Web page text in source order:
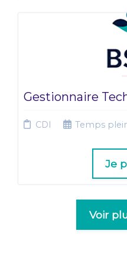
Gestionnaire
CDI Temps
Je
Voir